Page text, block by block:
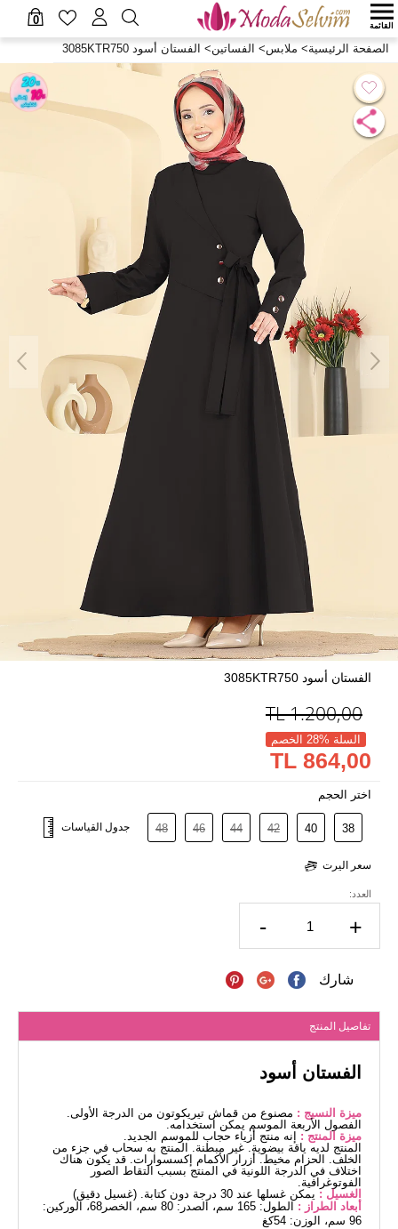
0 القائمة
الصفحة الرئيسية> ملابس> الفساتين> الفستان أسود 3085KTR750
الفستان أسود 3085KTR750
1.200,00
TL
السلة %28 الخصم
864,00 TL
اختر الحجم
38
40
42
44
46
48 جدول القياسات
سعر اليرت
العدد:
- +
شارك
تفاصيل المنتج
الفستان أسود
ميزة النسيج : مصنوع من قماش تيريكوتون من الدرجة الأولى.
الفصول الأربعة الموسم يمكن استخدامه.
ميزة المنتج : إنه منتج أزياء حجاب للموسم الجديد.
المنتج لديه ياقة بيضوية. غير مبطنة. المنتج به سحاب في جزء من
الخلف. الحزام مخيط. أزرار الأكمام إكسسوارات. قد يكون هناك
اختلاف في الدرجة اللونية في المنتج بسبب التقاط الصور
الفوتوغرافية.
الغسيل : يمكن غسلها عند 30 درجة دون كتابة. (غسيل دقيق)
أبعاد الطراز :
الطول: 165 سم، الصدر: 80 سم، الخصر68، الوركين:
96 سم، الوزن: 54كغ